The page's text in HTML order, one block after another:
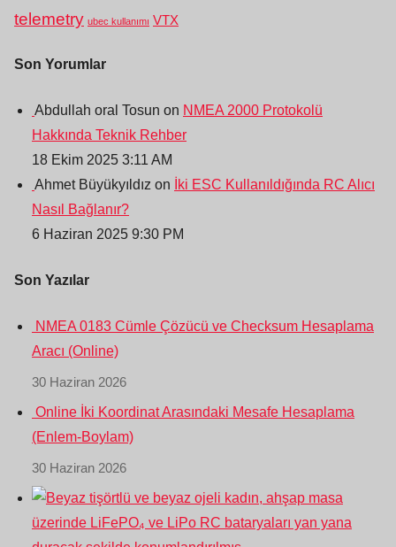
telemetry ubec kullanımı VTX
Son Yorumlar
Abdullah oral Tosun on NMEA 2000 Protokolü
Hakkında Teknik Rehber
18 Ekim 2025 3:11 AM
Ahmet Büyükyıldız on
İki ESC Kullanıldığında RC Alıcı
Nasıl Bağlanır?
6 Haziran 2025 9:30 PM
Son Yazılar
NMEA 0183 Cümle Çözücü ve Checksum Hesaplama
Aracı (Online)
30 Haziran 2026
Online İki Koordinat Arasındaki Mesafe Hesaplama
(Enlem-Boylam)
30 Haziran 2026